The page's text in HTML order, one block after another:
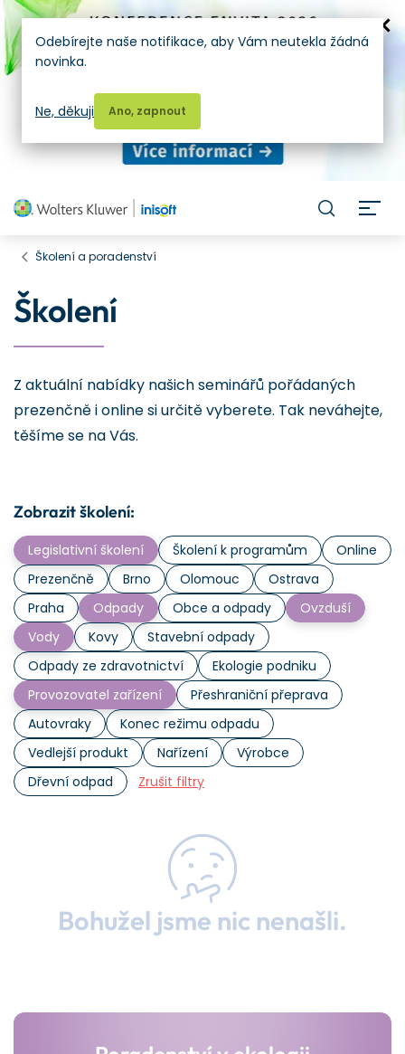
Školení a poradenství
Školení
Z aktuální nabídky našich seminářů pořádaných
prezenčně i online si určitě vyberete. Tak neváhejte,
těšíme se na Vás.
Zobrazit školení:
Legislativní školení Školení k programům
Online
Prezenčně
Brno Olomouc
Ostrava
Praha
Odpady Obce a odpady
Ovzduší
Vody
Kovy
Stavební odpady
Odpady ze zdravotnictví
Ekologie podniku
Provozovatel zařízení
Přeshraniční přeprava
Autovraky
Konec režimu odpadu
Vedlejší produkt
Nařízení
Výrobce
Dřevní odpad
Zrušit filtry
Bohužel jsme nic nenašli.
Odebírejte naše notifikace, aby Vám neutekla žádná
novinka.
Ano, zapnout
Ne, děkuji